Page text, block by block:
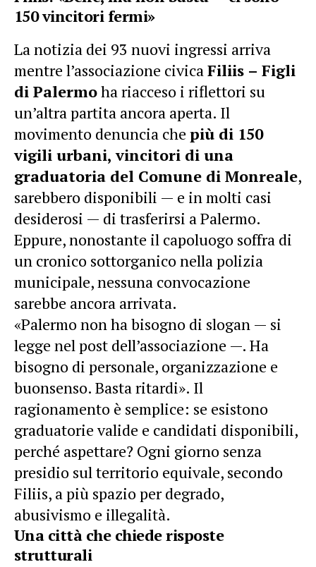
150 vincitori fermi»
La notizia dei 93 nuovi ingressi arriva
mentre l’associazione civicaFiliis – Figli
di Palermoha riacceso i riflettori su
un’altra partita ancora aperta. Il
movimento denuncia che più di 150
vigili urbani, vincitori di una
graduatoria del Comune di Monreale,
sarebbero disponibili — e in molti casi
desiderosi — di trasferirsi a Palermo.
Eppure, nonostante il capoluogo soffra di
un cronico sottorganico nella polizia
municipale, nessuna convocazione
sarebbe ancora arrivata.
«Palermo non ha bisogno di slogan — si
legge nel post dell’associazione —. Ha
bisogno di personale, organizzazione e
buonsenso. Basta ritardi». Il
ragionamento è semplice: se esistono
graduatorie valide e candidati disponibili,
perché aspettare? Ogni giorno senza
presidio sul territorio equivale, secondo
Filiis, a più spazio per degrado,
abusivismo e illegalità.
Una città che chiede risposte
strutturali